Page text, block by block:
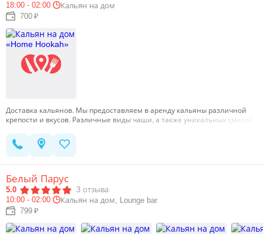
18:00 - 02:00
Кальян на дом
700 ₽
Доставка кальянов. Мы предоставляем в аренду кальяны различной
крепости и вкусов. Различные виды чаши, а также уникальных смесей…
Белый Парус
5.0 3 отзыва
10:00 - 02:00
Кальян на дом, Lounge bar
799 ₽